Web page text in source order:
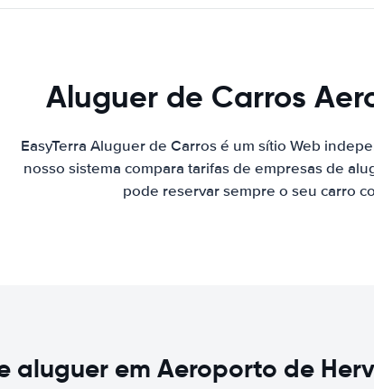
Aluguer de Carros
EasyTerra Aluguer de Carros é um sítio Web
nosso sistema compara tarifas de empresas de
pode reservar sempre o seu carro
aluguer em Aeroporto de